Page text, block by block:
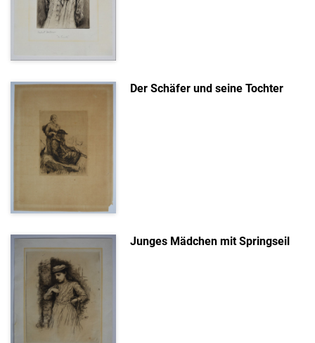
Der Schäfer und seine Tochter
Junges Mädchen mit Springseil